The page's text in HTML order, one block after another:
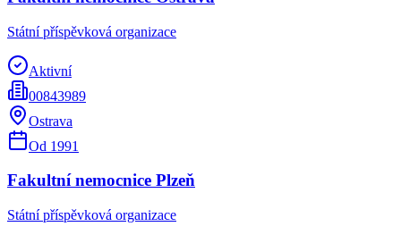
Státní příspěvková organizace
Aktivní
00843989
Ostrava
Od 1991
Fakultní nemocnice Plzeň
Státní příspěvková organizace